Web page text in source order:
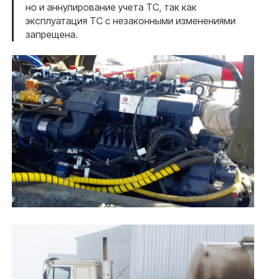
но и аннулирование учета ТС, так как
эксплуатация ТС с незаконными изменениями
запрещена.